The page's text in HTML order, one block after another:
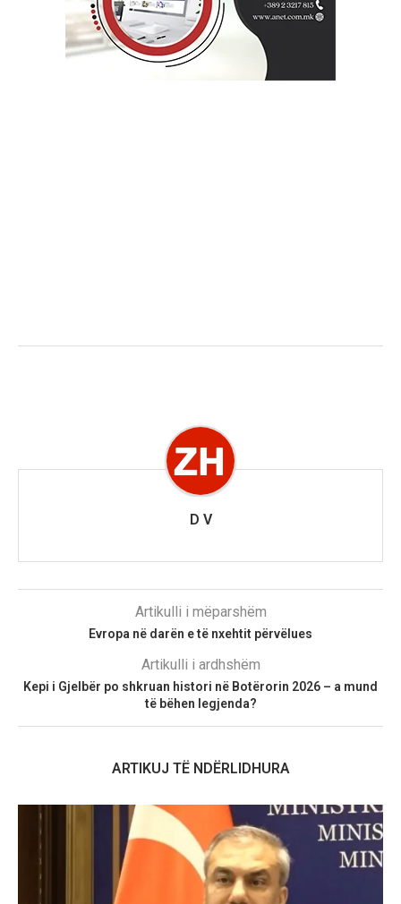
D V
Artikulli i mëparshëm
Evropa në darën e të nxehtit përvëlues
Artikulli i ardhshëm
Kepi i Gjelbër po shkruan histori në Botërorin 2026 – a mund
të bëhen legjenda?
ARTIKUJ TË NDËRLIDHURA